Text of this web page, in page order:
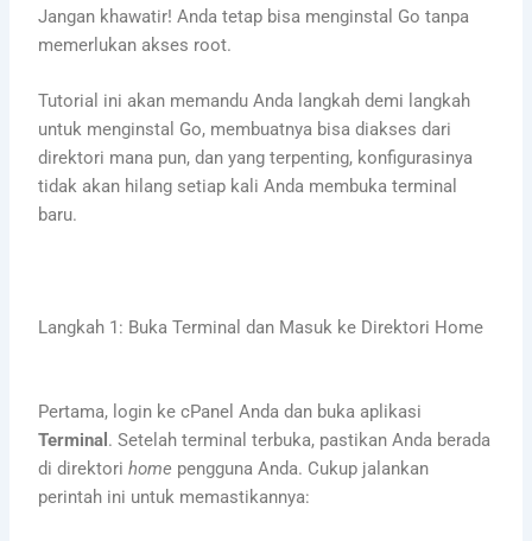
Jangan khawatir! Anda tetap bisa menginstal Go tanpa
memerlukan akses root.
Tutorial ini akan memandu Anda langkah demi langkah
untuk menginstal Go, membuatnya bisa diakses dari
direktori mana pun, dan yang terpenting, konfigurasinya
tidak akan hilang setiap kali Anda membuka terminal
baru.
Langkah 1: Buka Terminal dan Masuk ke Direktori Home
Pertama, login ke cPanel Anda dan buka aplikasi
Terminal . Setelah terminal terbuka, pastikan Anda berada
di direktorihome pengguna Anda. Cukup jalankan
perintah ini untuk memastikannya: